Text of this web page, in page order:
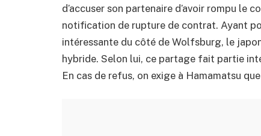
d’accuser son partenaire d’avoir rompu
notification de rupture de contrat. Ayant
intéressante du côté de Wolfsburg, le
hybride. Selon lui, ce partage fait partie
En cas de refus, on exige à Hamamatsu